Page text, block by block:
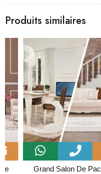
Produits similaires
Grand Salon De Package